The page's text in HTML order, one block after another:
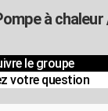
à chaleur
le groupe
votre question